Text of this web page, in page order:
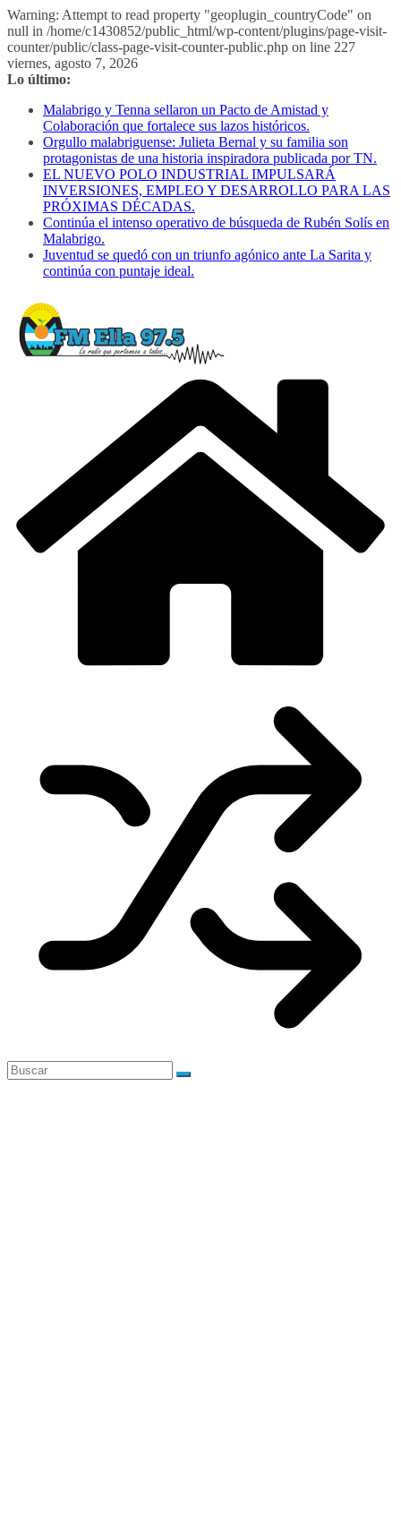
Warning: Attempt to read property "geoplugin_countryCode" on
null in /home/c1430852/public_html/wp-content/plugins/page-visit-
counter/public/class-page-visit-counter-public.php on line 227
Saltar
al
viernes, agosto 7, 2026
Lo último:
Malabrigo y Tenna sellaron un Pacto de Amistad y
Colaboración que fortalece sus lazos históricos.
Orgullo malabriguense: Julieta Bernal y su familia son
protagonistas de una historia inspiradora publicada por TN.
EL NUEVO POLO INDUSTRIAL IMPULSARÁ
INVERSIONES, EMPLEO Y DESARROLLO PARA LAS
PRÓXIMAS DÉCADAS.
Continúa el intenso operativo de búsqueda de Rubén Solís en
Malabrigo.
Juventud se quedó con un triunfo agónico ante La Sarita y
continúa con puntaje ideal.